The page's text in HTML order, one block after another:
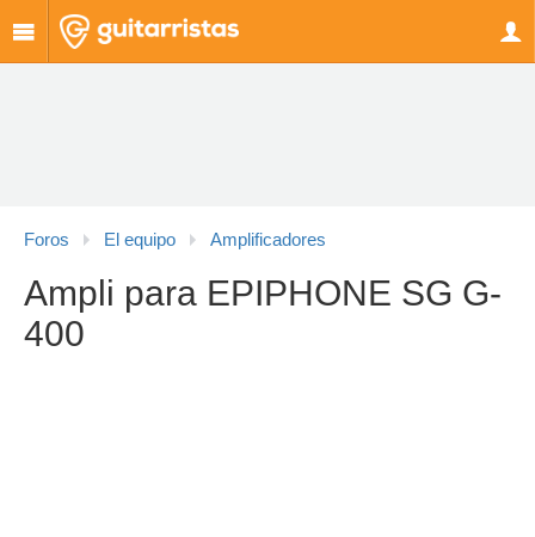
Foros El equipo Amplificadores
Ampli para EPIPHONE SG G-
400